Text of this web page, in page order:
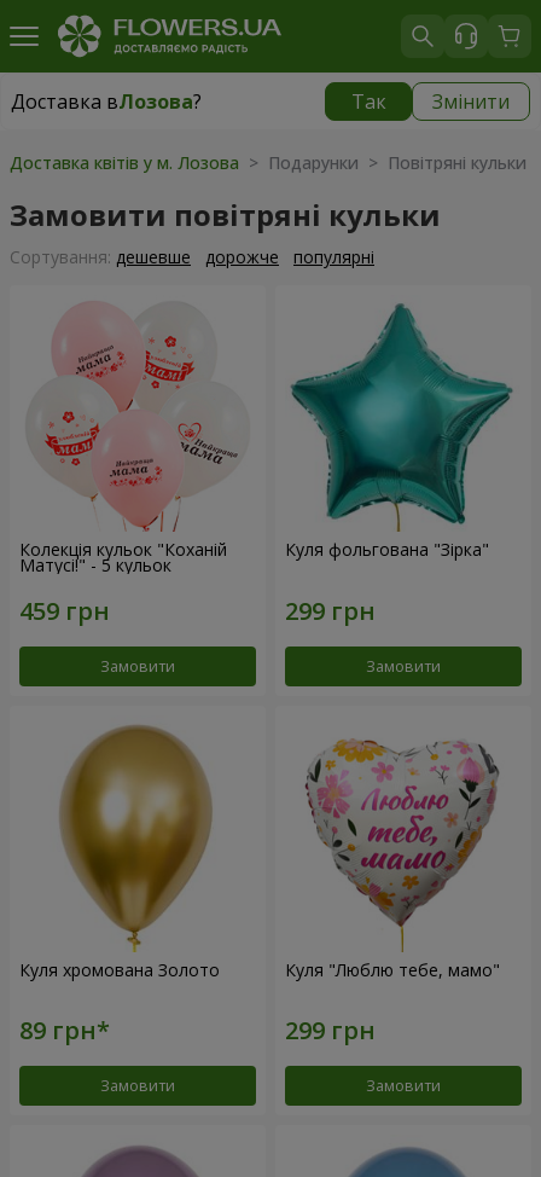
Доставка вЛозова? Так Змінити
Доставка вЛозова|
Доставка квітів у м. Лозова > Подарунки > Повітряні кульки
Замовити повітряні кульки
Сортування: дешевше дорожче популярні
Колекція кульок "Коханій
Матусі!" - 5 кульок
Замовити
Куля фольгована "Зірка"
Замовити
Куля хромована Золото
Замовити
Куля "Люблю тебе, мамо"
Замовити